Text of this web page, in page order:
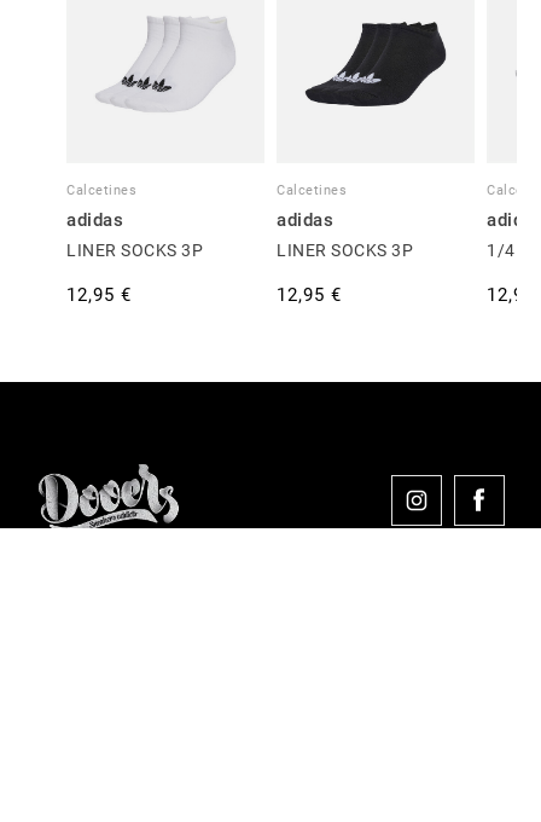
Calcetines
adidas
LINER SOCKS 3P
12,95 €
Calcetines
adidas
LINER SOCKS 3P
12,95 €
1/4
12,95